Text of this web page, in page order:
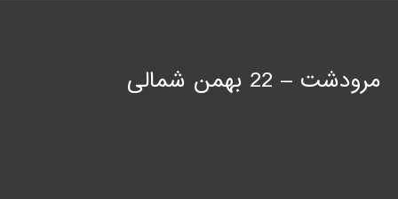
مرودشت – 22 بهمن شمالی